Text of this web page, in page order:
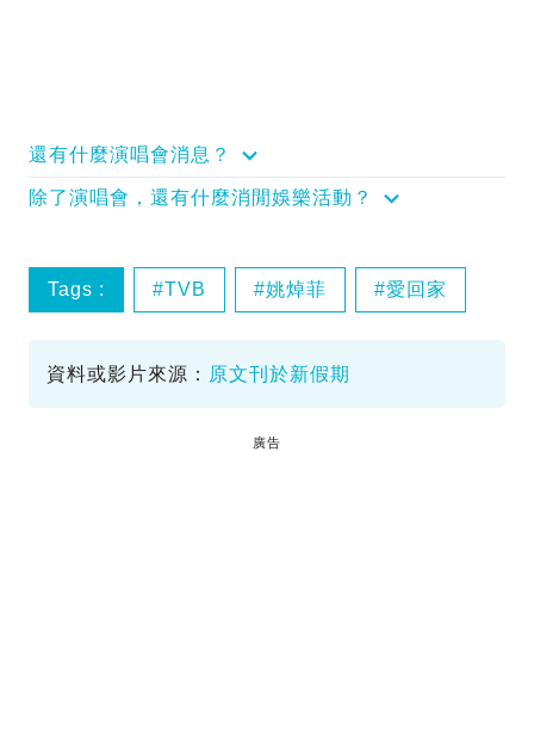
還有什麼演唱會消息？
除了演唱會，還有什麼消閒娛樂活動？
Tags : TVB 姚焯菲 愛回家
資料或影片來源： 原文刊於新假期
廣告